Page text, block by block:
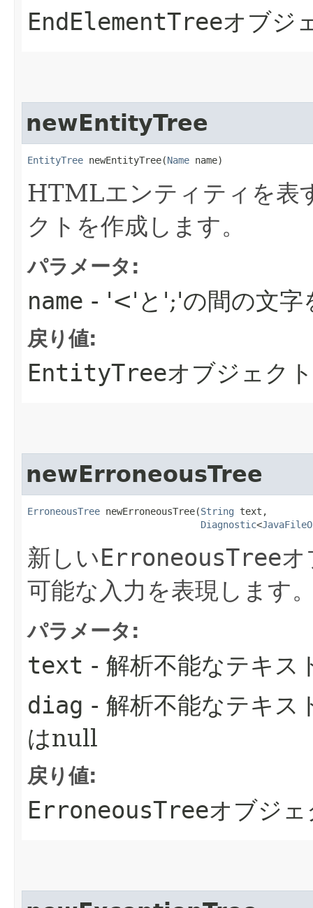
EndElementTreeオブジ
newEntityTree
EntityTree newEntityTree​(Name name)
HTMLエンティティを表
クトを作成します。
パラメータ:
name - '<'と';'の間の文字
戻り値:
EntityTreeオブジェクト
newErroneousTree
ErroneousTree newErroneousTree​(String text,
Diagnostic<
新しいErroneousTreeオ
可能な入力を表現します
パラメータ:
text - 解析不能なテキス
diag - 解析不能なテキス
はnull
戻り値:
ErroneousTreeオブジ